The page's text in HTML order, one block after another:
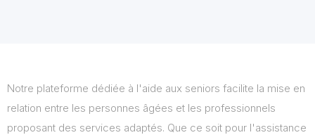
Notre plateforme dédiée à l'aide aux seniors facilite la mise en
relation entre les personnes âgées et les professionnels
proposant des services adaptés. Que ce soit pour l'assistance